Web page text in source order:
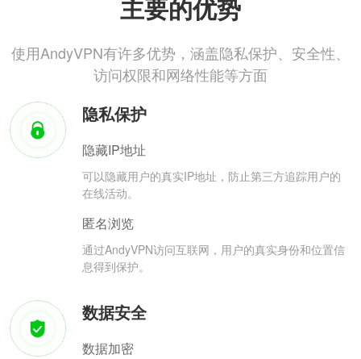
主要的优势
使用AndyVPN有许多优势，涵盖隐私保护、安全性、
访问权限和网络性能等方面
隐私保护
隐藏IP地址
可以隐藏用户的真实IP地址，防止第三方追踪用户的
在线活动。
匿名浏览
通过AndyVPN访问互联网，用户的真实身份和位置信
息得到保护。
数据安全
数据加密